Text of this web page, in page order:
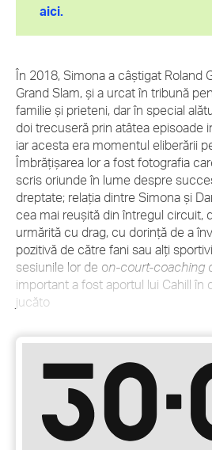
aici.
În 2018, Simona a câștigat Roland
Grand Slam, și a urcat în tribună
familie și prieteni, dar în special
doi trecuseră prin atâtea episoade
iar acesta era momentul eliberării
Îmbrățișarea lor a fost fotografia
scris oriunde în lume despre
dreptate; relația dintre Simona și
cea mai reușită din întregul circuit,
urmărită cu drag, cu dorință de a
pozitivă de către fani sau alți
sesiunile lor de on-court-coaching
important a fost aportul lui Cahill în
jucăto